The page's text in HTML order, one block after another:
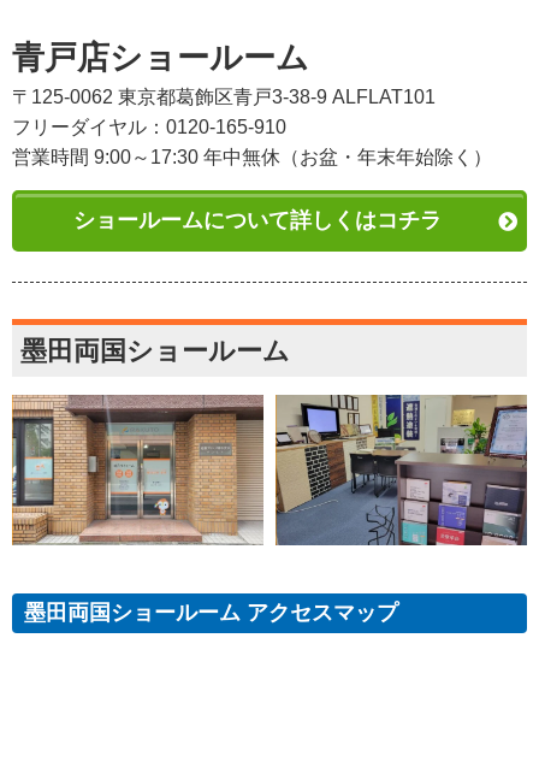
青戸店ショールーム
〒125-0062 東京都葛飾区青戸3-38-9 ALFLAT101
フリーダイヤル：0120-165-910
営業時間 9:00～17:30 年中無休（お盆・年末年始除く）
ショールームについて詳しくはコチラ
墨田両国ショールーム
墨田両国ショールーム アクセスマップ